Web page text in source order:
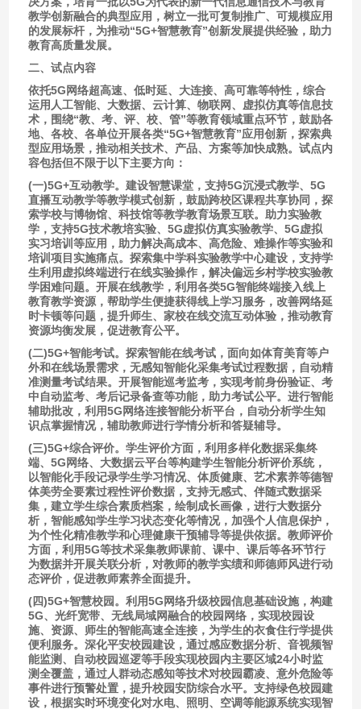
教学创新融合的典型应用，树立一批可复制推广、可规模应用
的发展标杆，为推动“5G+智慧教育”创新发展提供经验，助力
教育高质量发展。
二、试点内容
依托5G网络超高速、低时延、大连接、高可靠等特性，综合
运用人工智能、大数据、云计算、物联网、虚拟仿真等信息技
术，围绕“教、考、评、校、管”等教育领域重点环节，鼓励各
地、各校、各单位开展各类“5G+智慧教育”应用创新，探索典
型应用场景，推动相关技术、产品、方案等加快成熟。试点内
容包括但不限于以下主要方向：
(一)5G+互动教学。建设智慧课堂，支持5G沉浸式教学、5G
直播互动教学等教学模式创新，鼓励跨校区课程共享协同，探
索学校与博物馆、科技馆等教学教育场景互联。助力实验教
学，支持5G技术教培实验、5G虚拟仿真实验教学、5G虚拟
实习培训等应用，助力解决高成本、高危险、难操作等实验和
培训项目实施痛点。探索集中学科实验教学中心建设，支持学
生利用虚拟终端进行在线实验操作，解决偏远乡村学校实验教
学困难问题。开展在线教学，利用各类5G智能终端接入线上
教育教学资源，帮助学生便捷获得线上学习服务，改善网络延
时卡顿等问题，提升师生、家校在线交流互动体验，推动教育
资源均衡发展，促进教育公平。
(二)5G+智能考试。探索智能在线考试，面向如体育美育等户
外和在线场景需求，无感知智能化采集考试过程数据，自动精
准测量考试结果。开展智能巡考监考，实现考前身份验证、考
中自动监考、考后记录备查等功能，助力考试公平。进行智能
辅助批改，利用5G网络连接智能分析平台，自动分析学生知
识点掌握情况，辅助教师进行学情分析和答疑辅导。
(三)5G+综合评价。学生评价方面，利用多样化数据采集终
端、5G网络、大数据云平台等构建学生智能分析评价系统，
以智能化手段记录学生学习情况、体质健康、艺术素养等德智
体美劳全要素过程性评价数据，支持无感式、伴随式数据采
集，建立学生综合素质档案，绘制成长画像，进行大数据分
析，智能感知学生学习状态变化等情况，加强个人信息保护，
为个性化精准教学和心理健康干预辅导等提供依据。教师评价
方面，利用5G等技术采集教师课前、课中、课后等各环节行
为数据并开展关联分析，对教师的教学实绩和师德师风进行动
态评价，促进教师素养全面提升。
(四)5G+智慧校园。利用5G网络升级校园信息基础设施，构建
5G、光纤宽带、无线局域网融合的校园网络，实现校园设
施、资源、师生的智能高速全连接，为学生的衣食住行学提供
便利服务。深化平安校园建设，通过感应数据分析、音视频智
能监测、自动校园巡逻等手段实现校园内主要区域24小时监
测全覆盖，通过人群动态感知等技术对校园霸凌、意外危险等
事件进行预警处置，提升校园安防综合水平。支持绿色校园建
设，根据实时环境变化对水电、照明、空调等能源系统实现智